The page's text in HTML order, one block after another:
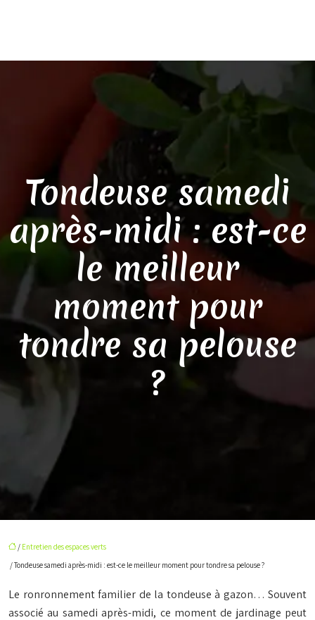
Tondeuse samedi
après-midi : est-ce
le meilleur
moment pour
tondre sa pelouse
?
/ Entretien des espaces verts
/ Tondeuse samedi après-midi : est-ce le meilleur moment pour tondre sa pelouse ?
Le ronronnement familier de la tondeuse à gazon… Souvent
associé au samedi après-midi, ce moment de jardinage peut